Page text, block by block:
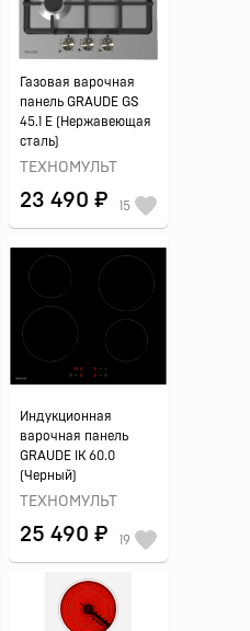
Газовая варочная
панель GRAUDE GS
45.1 E (Нержавеющая
сталь)
ТЕХНОМУЛЬТ
23 490 ₽ 15
Индукционная
варочная панель
GRAUDE IK 60.0
(Черный)
ТЕХНОМУЛЬТ
25 490 ₽ 19